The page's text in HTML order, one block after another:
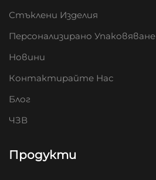
Стъклени Изделия
Персонализирано Упаковяване
Новини
Контактирайте Нас
Блог
ЧЗВ
Продукти